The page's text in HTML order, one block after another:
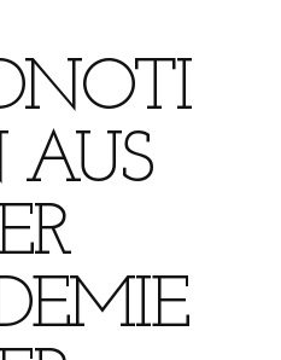
AUS